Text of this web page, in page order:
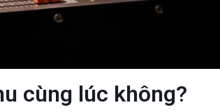
cùng lúc không?